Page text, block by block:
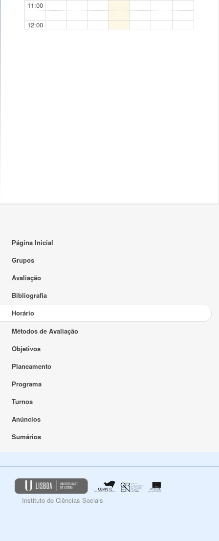
11:00
12:00
23:00
Página Inicial
Grupos
Avaliação
Bibliografia
Horário
Métodos de Avaliação
Objetivos
Planeamento
Programa
Turnos
Anúncios
Sumários
Instituto de Ciências Sociais